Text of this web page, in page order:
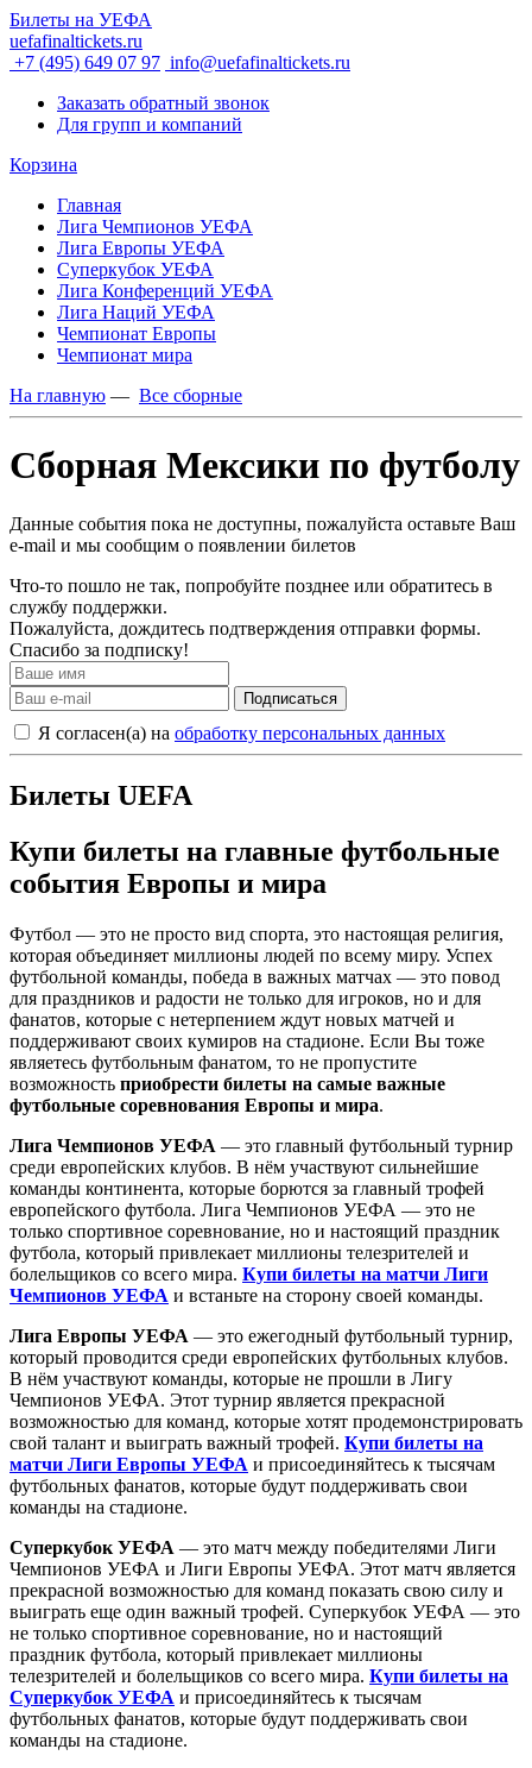
Билеты на УЕФА
uefafinaltickets.ru
+7 (495) 649 07 97 info@uefafinaltickets.ru
Заказать обратный звонок
Для групп и компаний
Корзина
Главная
Лига Чемпионов УЕФА
Лига Европы УЕФА
Суперкубок УЕФА
Лига Конференций УЕФА
Лига Наций УЕФА
Чемпионат Европы
Чемпионат мира
На главную — Все сборные
Сборная Мексики по футболу
Данные события пока не доступны, пожалуйста оставьте Ваш
e-mail и мы сообщим о появлении билетов
Что-то пошло не так, попробуйте позднее или обратитесь в
службу поддержки.
Пожалуйста, дождитесь подтверждения отправки формы.
Спасибо за подписку!
Подписаться
Я согласен(а) на обработку персональных данных
Билеты UEFA
Купи билеты на главные футбольные
события Европы и мира
Футбол — это не просто вид спорта, это настоящая религия,
которая объединяет миллионы людей по всему миру. Успех
футбольной команды, победа в важных матчах — это повод
для праздников и радости не только для игроков, но и для
фанатов, которые с нетерпением ждут новых матчей и
поддерживают своих кумиров на стадионе. Если Вы тоже
являетесь футбольным фанатом, то не пропустите
возможность приобрести билеты на самые важные
футбольные соревнования Европы и мира.
Лига Чемпионов УЕФА — это главный футбольный турнир
среди европейских клубов. В нём участвуют сильнейшие
команды континента, которые борются за главный трофей
европейского футбола. Лига Чемпионов УЕФА — это не
только спортивное соревнование, но и настоящий праздник
футбола, который привлекает миллионы телезрителей и
болельщиков со всего мира. Купи билеты на матчи Лиги
Чемпионов УЕФА и встаньте на сторону своей команды.
Лига Европы УЕФА — это ежегодный футбольный турнир,
который проводится среди европейских футбольных клубов.
В нём участвуют команды, которые не прошли в Лигу
Чемпионов УЕФА. Этот турнир является прекрасной
возможностью для команд, которые хотят продемонстрировать
свой талант и выиграть важный трофей. Купи билеты на
матчи Лиги Европы УЕФА и присоединяйтесь к тысячам
футбольных фанатов, которые будут поддерживать свои
команды на стадионе.
Суперкубок УЕФА — это матч между победителями Лиги
Чемпионов УЕФА и Лиги Европы УЕФА. Этот матч является
прекрасной возможностью для команд показать свою силу и
выиграть еще один важный трофей. Суперкубок УЕФА — это
не только спортивное соревнование, но и настоящий
праздник футбола, который привлекает миллионы
телезрителей и болельщиков со всего мира. Купи билеты на
Суперкубок УЕФА и присоединяйтесь к тысячам
футбольных фанатов, которые будут поддерживать свои
команды на стадионе.